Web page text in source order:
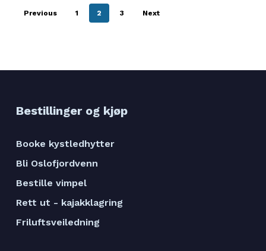
Previous 1 2 3 Next
Bestillinger og kjøp
Booke kystledhytter
Bli Oslofjordvenn
Bestille vimpel
Rett ut - kajakklagring
Friluftsveiledning